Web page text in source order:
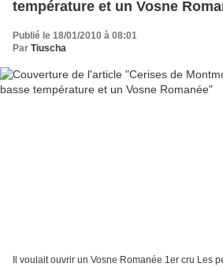
température et un Vosne
Publié le 18/01/2010 à 08:01
Par Tiuscha
Il voulait ouvrir un Vosne Romanée 1er cru Les